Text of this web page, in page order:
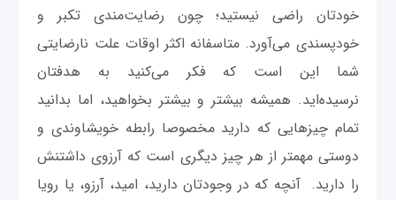
خودتان راضی نیستید؛ چون رضایت‌مندی تکبر و
خودپسندی می‌آورد. متاسفانه اکثر اوقات علت نارضایتی
شما این است که فکر می‌کنید به هدفتان
نرسیده‌اید. همیشه بیشتر و بیشتر بخواهید، اما بدانید
تمام چیزهایی که دارید مخصوصا رابطه خویشاوندی و
دوستی مهمتر از هر چیز دیگری است که آرزوی داشتنش
را دارید. آنچه که در وجودتان دارید، امید، آرزو، یا رویا